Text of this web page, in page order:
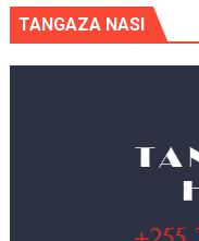
TANGAZA NASI